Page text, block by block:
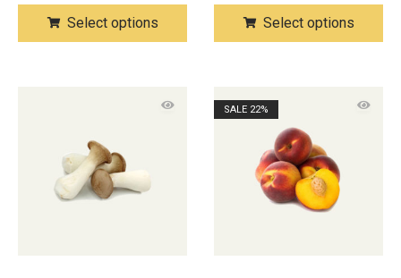
Select options Select options
SALE 22%